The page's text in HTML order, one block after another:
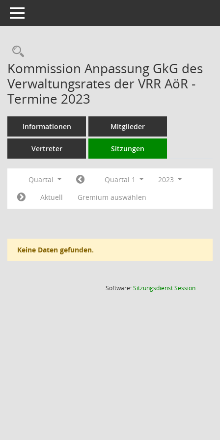
Toggle navigation
Rechercheauswahl
Kommission Anpassung GkG des
Verwaltungsrates der VRR AöR -
Termine 2023
Informationen Mitglieder
Vertreter Sitzungen
Quartal Quartal 1
2023
Aktuell
Gremium auswählen
Keine Daten gefunden.
Software:SitzungsdienstSession(Wird in